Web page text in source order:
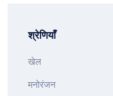
श्रेणियाँ
खेल
मनोरंजन